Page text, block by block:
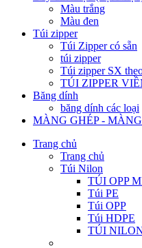
Màu trắng
Màu đen
Túi zipper
Túi Zipper có sẵn
túi zipper
Túi zipper SX
TÚI ZIPPER
Băng dính
băng dính các loại
MÀNG GHÉP -
Trang chủ
Trang chủ
Túi Nilon
TÚI OPP
Túi PE
Túi OPP
Túi HDPE
TÚI